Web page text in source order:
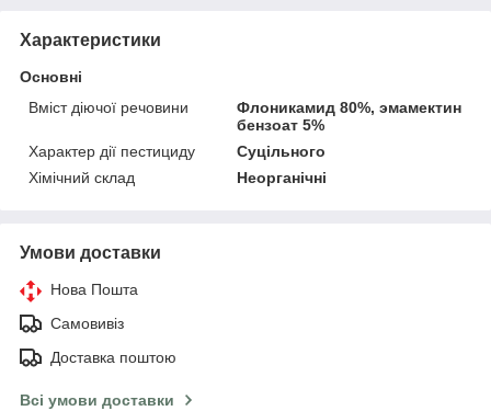
Характеристики
Основні
Вміст діючої речовини
Флоникамид 80%, эмамектин
бензоат 5%
Характер дії пестициду
Суцільного
Хімічний склад
Неорганічні
Умови доставки
Нова Пошта
Самовивіз
Доставка поштою
Всі умови доставки